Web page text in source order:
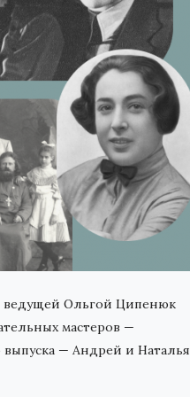
ведущей Ольгой Ципенюк
мастеров —
выпуска — Андрей и Наталья